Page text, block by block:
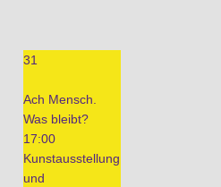
31
Ach Mensch.
Was bleibt?
17:00
Kunstausstellung
und